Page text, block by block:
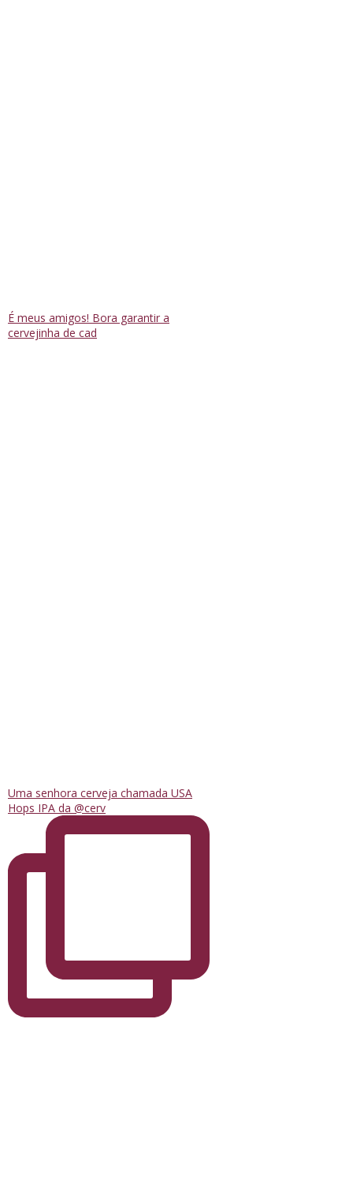
É meus amigos! Bora garantir a
cervejinha de cad
Uma senhora cerveja chamada USA
Hops IPA da @cerv